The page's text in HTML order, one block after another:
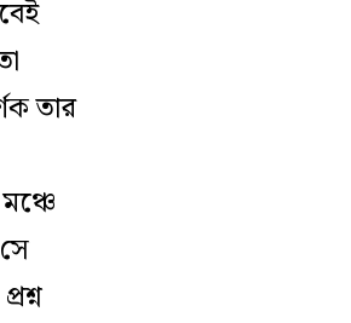
তার